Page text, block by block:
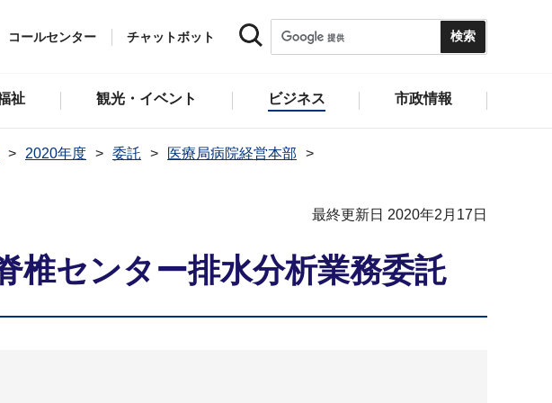
コールセンター チャットボット
祉 観光・イベント ビジネス 市政情報
2020年度 委託
医療局病院経営本部
最終更新日 2020年2月17日
椎センター排水分析業務委託